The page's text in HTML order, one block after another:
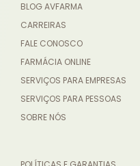
BLOG AVFARMA
CARREIRAS
FALE CONOSCO
FARMÁCIA ONLINE
SERVIÇOS PARA EMPRESAS
SERVIÇOS PARA PESSOAS
SOBRE NÓS